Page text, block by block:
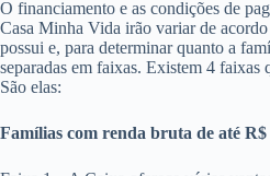
O financiamento e as condições de
Casa Minha Vida irão variar de
possui e, para determinar quanto a
separadas em faixas. Existem 4 faixas
São elas:
Famílias com renda bruta de até R$